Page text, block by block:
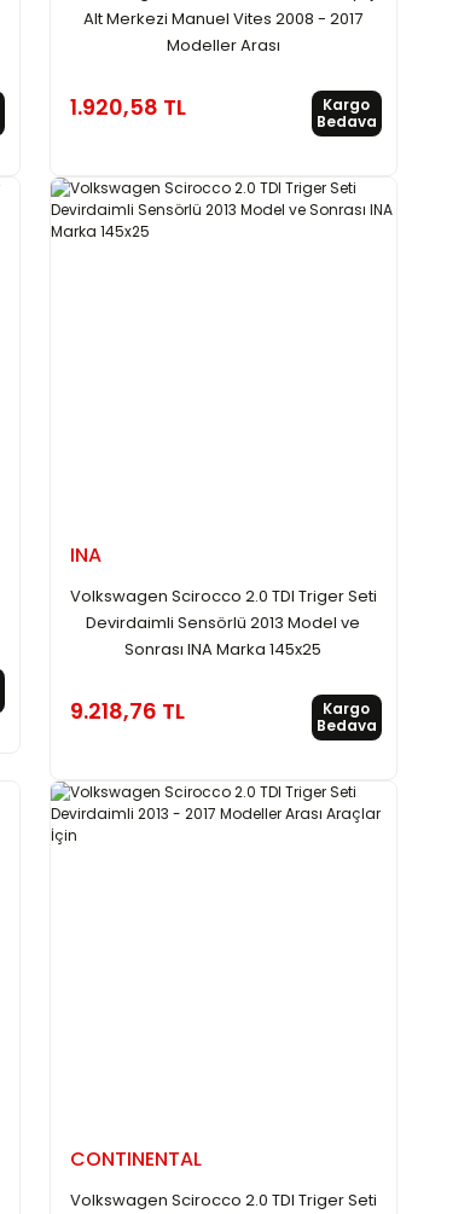
Alt Merkezi Manuel Vites 2008 - 2017
Modeller Arası
1.920,58 TL
Kargo
Bedava
INA
Volkswagen Scirocco 2.0 TDI Triger Seti
Devirdaimli Sensörlü 2013 Model ve
Sonrası INA Marka 145x25
9.218,76 TL
Kargo
Bedava
CONTINENTAL
Volkswagen Scirocco 2.0 TDI Triger Seti